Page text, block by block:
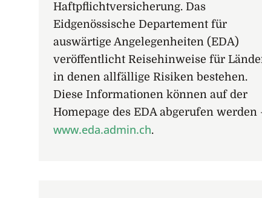
Haftpflichtversicherung. Das
Eidgenössische Departement für
auswärtige Angelegenheiten (EDA)
veröffentlicht Reisehinweise für
in denen allfällige Risiken bestehen.
Diese Informationen können auf der
Homepage des EDA abgerufen werden
www.eda.admin.ch.